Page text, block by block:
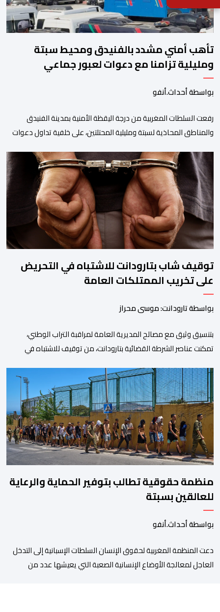
تأهب أمني مشدد بالفنيدق ومحيط سبتة
ومليلية تزامنا مع دعوات لعبور جماعي
بواسطة أحداث.أنفو
رفعت السلطات المغربية من درجة اليقظة الأمنية بمدينة الفنيدق
والمناطق المحاذية لسبتة ومليلية المحتلتين، على خلفية تداول دعوات
للوصول إلى المدينتين يوم 15 غشت الجاري. وعرفت المناطق الشمالية
خلال الساعات الأخيرة انتشارا أمنيا مكثفا، خاصة بالمحاور الطرقية
المؤدية إلى الفنيدق، حيث جرى تعزيز الدوريات وإقامة […]
توقيف شاب بتارودانت للاشتباه في التحريض
على تخريب الممتلكات العامة
بواسطة تارودانت: موسى محراز
بتنسيق وثيق مع مصالح المديرية العامة لمراقبة التراب الوطني،
تمكنت عناصر الشرطة القضائية بتارودانت، من توقيف للاشتباه في
ممتلكات الدولة، وذلك على خلفية دعوات للاحتجاج جرى تداولها عبر
مواقع التواصل الاجتماعي تحت اسم ما بات يعرف بـ” Genz212
“.وبحسب المعطيات المتوفرة، جاء توقيف المعني بالأمر […]
منظمة حقوقية تطالب بتوفير الحماية والرعاية
للعالقين بسبتة
بواسطة أحداث.أنفو
دعت المنظمة المغربية لحقوق الإنسان السلطات الإسبانية إلى التدخل
العاجل لمعالجة الأوضاع الإنسانية الصعبة التي يعيشها عدد من